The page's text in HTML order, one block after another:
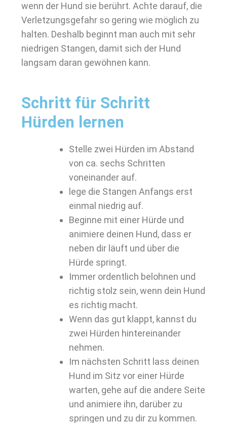
wenn der Hund sie berührt. Achte darauf, die
Verletzungsgefahr so gering wie möglich zu
halten. Deshalb beginnt man auch mit sehr
niedrigen Stangen, damit sich der Hund
langsam daran gewöhnen kann.
Schritt für Schritt
Hürden lernen
Stelle zwei Hürden im Abstand
von ca. sechs Schritten
voneinander auf.
lege die Stangen Anfangs erst
einmal niedrig auf.
Beginne mit einer Hürde und
animiere deinen Hund, dass er
neben dir läuft und über die
Hürde springt.
Immer ordentlich belohnen und
richtig stolz sein, wenn dein Hund
es richtig macht.
Wenn das gut klappt, kannst du
zwei Hürden hintereinander
nehmen.
Im nächsten Schritt lass deinen
Hund im Sitz vor einer Hürde
warten, gehe auf die andere Seite
und animiere ihn, darüber zu
springen und zu dir zu kommen.